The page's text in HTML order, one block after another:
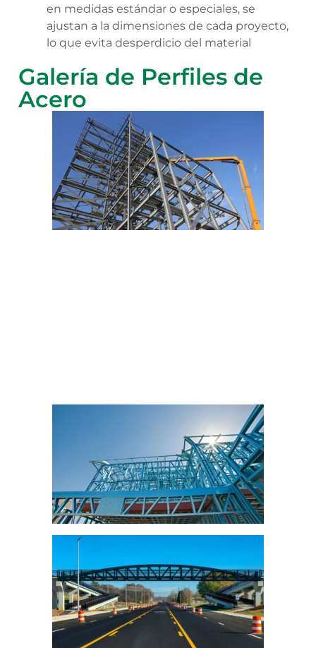
en medidas estándar o especiales, se
ajustan a la dimensiones de cada proyecto,
lo que evita desperdicio del material
Galería de Perfiles de
Acero